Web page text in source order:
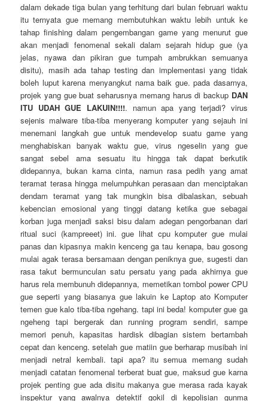
dalam dekade tiga bulan yang terhitung dari bulan februari waktu
itu ternyata gue memang membutuhkan waktu lebih untuk ke
tahap finishing dalam pengembangan game yang menurut gue
akan menjadi fenomenal sekali dalam sejarah hidup gue (ya
jelas, nyawa dan pikiran gue tumpah ambrukkan semuanya
disitu), masih ada tahap testing dan implementasi yang tidak
boleh luput karena menyangkut nama baik gue. pada dasarnya,
projek yang gue buat seharusnya memang harus di backup DAN
ITU UDAH GUE LAKUIN!!!!. namun apa yang terjadi? virus
sejenis malware tiba-tiba menyerang komputer yang sejauh ini
menemani langkah gue untuk mendevelop suatu game yang
menghabiskan banyak waktu gue, virus ngeselin yang gue
sangat sebel ama sesuatu itu hingga tak dapat berkutik
didepannya, bukan karna cinta, namun rasa pedih yang amat
teramat terasa hingga melumpuhkan perasaan dan menciptakan
dendam teramat yang tak mungkin bisa dibalaskan, sebuah
kebencian emosional yang tinggi datang ketika gue sebagai
korban juga menjadi saksi bisu dalam adegan pengorbanan dari
ritual suci (kampreeet) ini. gue lihat cpu komputer gue mulai
panas dan kipasnya makin kenceng ga tau kenapa, bau gosong
mulai agak terasa bersamaan dengan peniknya gue, sugesti dan
rasa takut bermunculan satu persatu yang pada akhirnya gue
harus rela membunuh didepannya, memetikan tombol power CPU
gue seperti yang biasanya gue lakuin ke Laptop ato Komputer
temen gue kalo tiba-tiba ngehang. tapi ini beda! komputer gue ga
ngeheng tapi bergerak dan running program sendiri, sampe
memori penuh, kapasitas hardisk dibagian sistem bertambah
cepat dan kenceng. setelah gue matiin gue berharap musibah ini
menjadi netral kembali. tapi apa? itu semua memang sudah
menjadi catatan fenomenal terberat buat gue, maksud gue karna
projek penting gue ada disitu makanya gue merasa rada kayak
inspektur yang awalnya detektif gokil di kepolisian gunma